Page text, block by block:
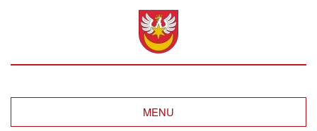
MENU